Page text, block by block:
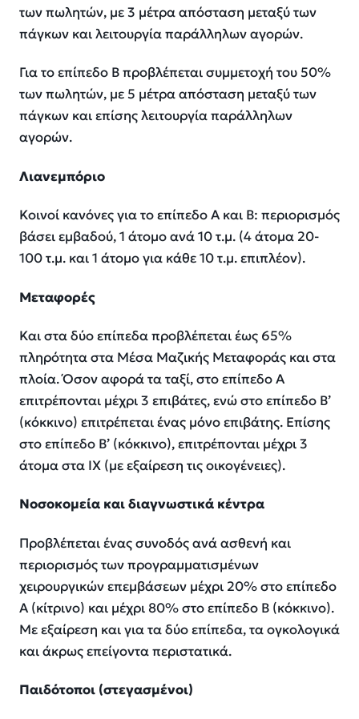
των πωλητών, με 3 μέτρα απόσταση μεταξύ των
πάγκων και λειτουργία παράλληλων αγορών.
Για το επίπεδο Β προβλέπεται συμμετοχή του 50%
των πωλητών, με 5 μέτρα απόσταση μεταξύ των
πάγκων και επίσης λειτουργία παράλληλων
αγορών.
Λιανεμπόριο
Κοινοί κανόνες για το επίπεδο Α και Β: περιορισμός
βάσει εμβαδού, 1 άτομο ανά 10 τ.μ. (4 άτομα 20-
100 τ.μ. και 1 άτομο για κάθε 10 τ.μ. επιπλέον).
Μεταφορές
Και στα δύο επίπεδα προβλέπεται έως 65%
πληρότητα στα Μέσα Μαζικής Μεταφοράς και στα
πλοία. Όσον αφορά τα ταξί, στο επίπεδο Α
επιτρέπονται μέχρι 3 επιβάτες, ενώ στο επίπεδο Β’
(κόκκινο) επιτρέπεται ένας μόνο επιβάτης. Επίσης
στο επίπεδο Β’ (κόκκινο), επιτρέπονται μέχρι 3
άτομα στα ΙΧ (με εξαίρεση τις οικογένειες).
Νοσοκομεία και διαγνωστικά κέντρα
Προβλέπεται ένας συνοδός ανά ασθενή και
περιορισμός των προγραμματισμένων
χειρουργικών επεμβάσεων μέχρι 20% στο επίπεδο
Α (κίτρινο) και μέχρι 80% στο επίπεδο Β (κόκκινο).
Με εξαίρεση και για τα δύο επίπεδα, τα ογκολογικά
και άκρως επείγοντα περιστατικά.
Παιδότοποι (στεγασμένοι)